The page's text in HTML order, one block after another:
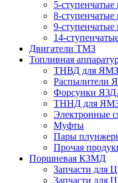
5-
8-
9-
14-
Двигатели ТМЗ
Топливная
ТНВД для ЯМЗ
Распылители
Форсунки
ТННД для
Электронные
Муфты
Пары
Прочая
Поршневая КЗМД
Запчасти для
Запчасти для